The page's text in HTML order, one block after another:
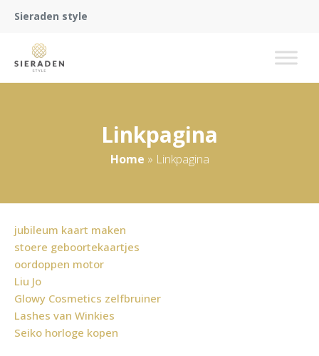
Sieraden style
Linkpagina
Home » Linkpagina
jubileum kaart maken
stoere geboortekaartjes
oordoppen motor
Liu Jo
Glowy Cosmetics zelfbruiner
Lashes van Winkies
Seiko horloge kopen